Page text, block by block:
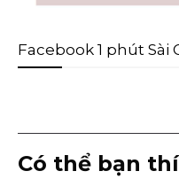
Facebook 1 phút Sài
Có thể bạn